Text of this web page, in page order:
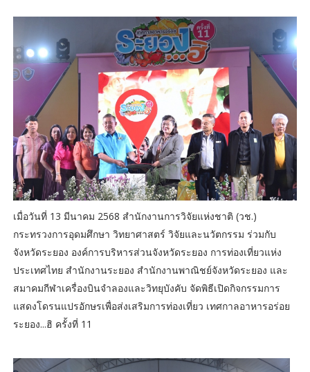
เมื่อวันที่ 13 มีนาคม 2568 สำนักงานการวิจัยแห่งชาติ (วช.)
กระทรวงการอุดมศึกษา วิทยาศาสตร์ วิจัยและนวัตกรรม ร่วมกับ
จังหวัดระยอง องค์การบริหารส่วนจังหวัดระยอง การท่องเที่ยวแห่ง
ประเทศไทย สำนักงานระยอง สำนักงานพาณิชย์จังหวัดระยอง และ
สมาคมกีฬาเครื่องบินจำลองและวิทยุบังคับ จัดพิธีเปิดกิจกรรมการ
แสดงโดรนแปรอักษรเพื่อส่งเสริมการท่องเที่ยว เทศกาลอาหารอร่อย
ระยอง...ฮิ ครั้งที่ 11